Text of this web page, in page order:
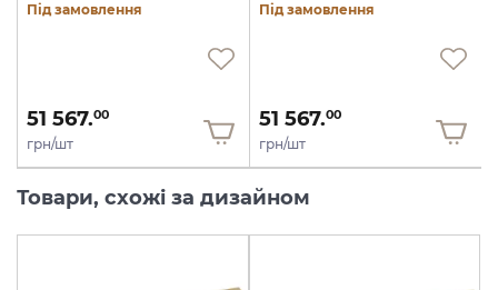
Під замовлення
51 567.00
грн/шт
Під замовлення
51 567.00
грн/шт
Товари, схожі за дизайном